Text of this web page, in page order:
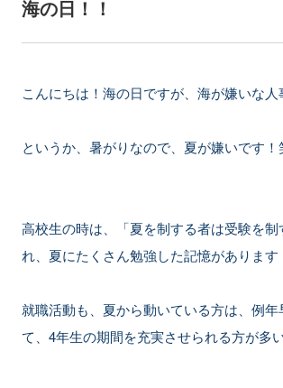
海の日！！
こんにちは！海の日ですが、海が嫌いな人
というか、暑がりなので、夏が嫌いです！
高校生の時は、「夏を制する者は受験を制
れ、夏にたくさん勉強した記憶があります
就職活動も、夏から動いている方は、例年
て、4年生の期間を充実させられる方が多